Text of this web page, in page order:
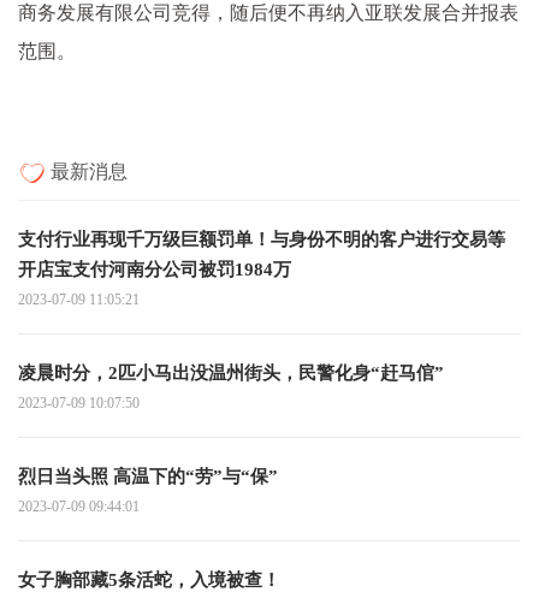
商务发展有限公司竞得，随后便不再纳入亚联发展合并报表
范围。
最新消息
支付行业再现千万级巨额罚单！与身份不明的客户进行交易等
开店宝支付河南分公司被罚1984万
2023-07-09 11:05:21
凌晨时分，2匹小马出没温州街头，民警化身“赶马倌”
2023-07-09 10:07:50
烈日当头照 高温下的“劳”与“保”
2023-07-09 09:44:01
女子胸部藏5条活蛇，入境被查！